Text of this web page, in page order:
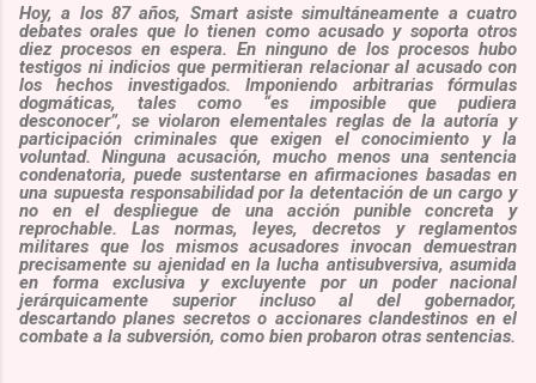
Hoy, a los 87 años, Smart asiste simultáneamente a cuatro
debates orales que lo tienen como acusado y soporta otros
diez procesos en espera. En ninguno de los procesos hubo
testigos ni indicios que permitieran relacionar al acusado con
los hechos investigados. Imponiendo arbitrarias fórmulas
dogmáticas, tales como “es imposible que pudiera
desconocer”, se violaron elementales reglas de la autoría y
participación criminales que exigen el conocimiento y la
voluntad. Ninguna acusación, mucho menos una sentencia
condenatoria, puede sustentarse en afirmaciones basadas en
una supuesta responsabilidad por la detentación de un cargo y
no en el despliegue de una acción punible concreta y
reprochable. Las normas, leyes, decretos y reglamentos
militares que los mismos acusadores invocan demuestran
precisamente su ajenidad en la lucha antisubversiva, asumida
en forma exclusiva y excluyente por un poder nacional
jerárquicamente superior incluso al del gobernador,
descartando planes secretos o accionares clandestinos en el
combate a la subversión, como bien probaron otras sentencias.